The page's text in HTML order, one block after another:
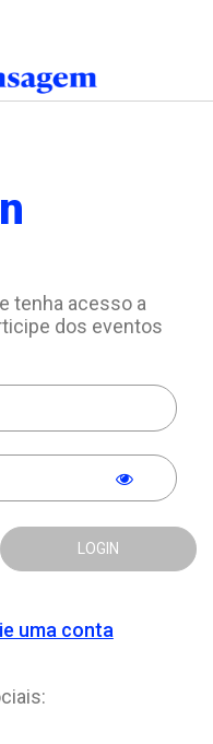
tenha acesso a
dos eventos
LOGIN
uma conta